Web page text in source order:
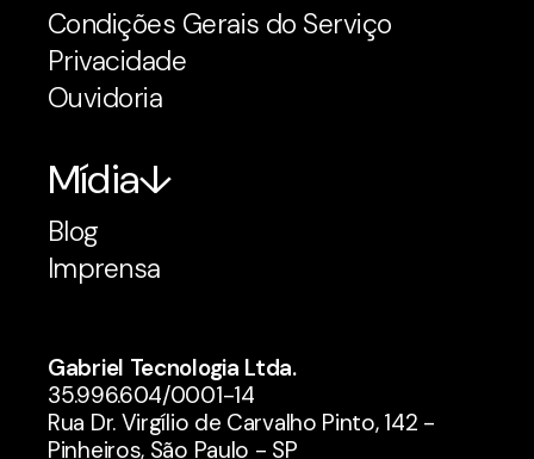
Condições Gerais do Serviço
Privacidade
Ouvidoria
Mídia
Blog
Imprensa
Gabriel Tecnologia Ltda.
35.996.604/0001-14
Rua Dr. Virgílio de Carvalho Pinto, 142 -
Pinheiros, São Paulo - SP